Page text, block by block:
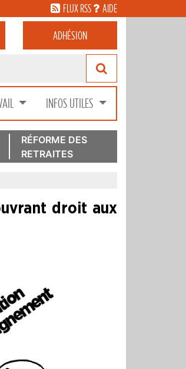
FLUX RSS AIDE
ADHÉSION
INFOS UTILES
RÉFORME DES
RETRAITES
droit aux